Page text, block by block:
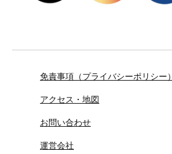
免責事項（プライバシーポリシー）
アクセス・地図
お問い合わせ
運営会社